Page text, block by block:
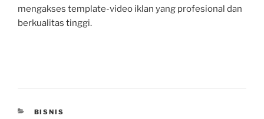
mengakses template-video iklan yang profesional dan
berkualitas tinggi.
CATEGORIES
BISNIS